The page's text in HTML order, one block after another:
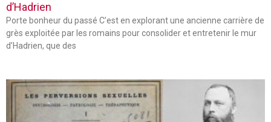
d’Hadrien
Porte bonheur du passé C’est en explorant une ancienne carrière de
grès exploitée par les romains pour consolider et entretenir le mur
d’Hadrien, que des